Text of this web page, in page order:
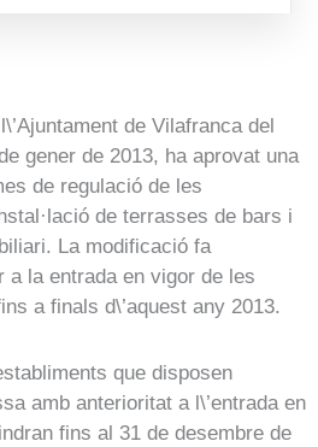
de Vilafranca del
gener de 2013, ha aprovat una
de regulació de les
de terrasses de bars i
La modificació fa
a la entrada en vigor de les
a finals d\’aquest any 2013.
que disposen
amb anterioritat a l\’entrada en
fins al 31 de desembre de